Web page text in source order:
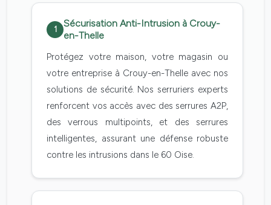
1
Sécurisation Anti-Intrusion à Crouy-
en-Thelle
Protégez votre maison, votre magasin ou
votre entreprise à Crouy-en-Thelle avec nos
solutions de sécurité. Nos serruriers experts
renforcent vos accès avec des serrures A2P,
des verrous multipoints, et des serrures
intelligentes, assurant une défense robuste
contre les intrusions dans le 60 Oise.